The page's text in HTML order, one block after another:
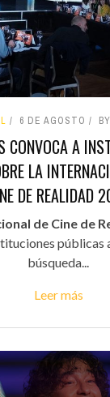
6 DE AGOSTO
CONVOCA A
LA
DE REALIDAD
de Cine de
públicas
búsqueda...
Leer más